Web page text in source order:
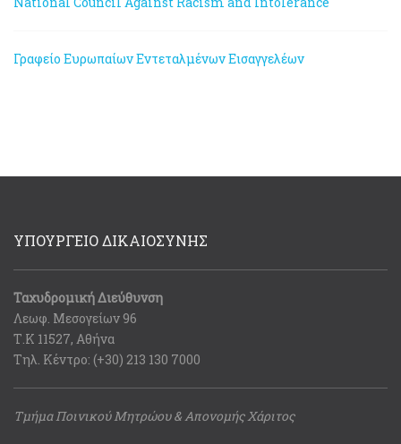
Γραφείο Ευρωπαίων Εντεταλμένων Εισαγγελέων
ΥΠΟΥΡΓΕΙΟ ΔΙΚΑΙΟΣΥΝΗΣ
Ταχυδρομική Διεύθυνση
Λεωφ. Μεσογείων 96
Τ.Κ 11527, Αθήνα
Τηλ. Κέντρο: (+30) 213 130 7000
Τμήμα Ποινικού Μητρώου & Απονομής Χάριτος